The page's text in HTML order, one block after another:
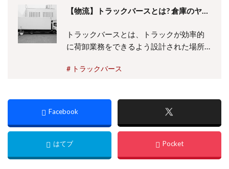
【物流】トラックバースとは? 倉庫のヤー
トラックバースとは、トラックが効率的
に荷卸業務をできるよう設計された場所
ードなど言葉の意味や違い、またトラッ
業界全体で問題となってい…...
トラックバース